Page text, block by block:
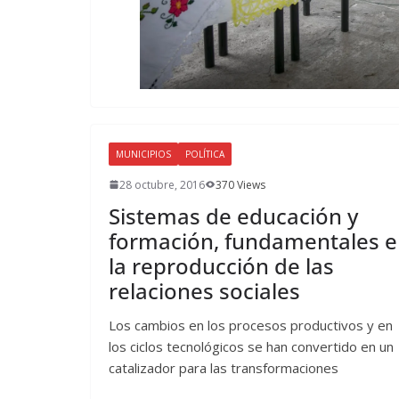
MUNICIPIOS POLÍTICA
28 octubre, 2016 370 Views
Sistemas de educación y
formación, fundamentales
la reproducción de las
relaciones sociales
Los cambios en los procesos productivos y en
los ciclos tecnológicos se han convertido en un
catalizador para las transformaciones